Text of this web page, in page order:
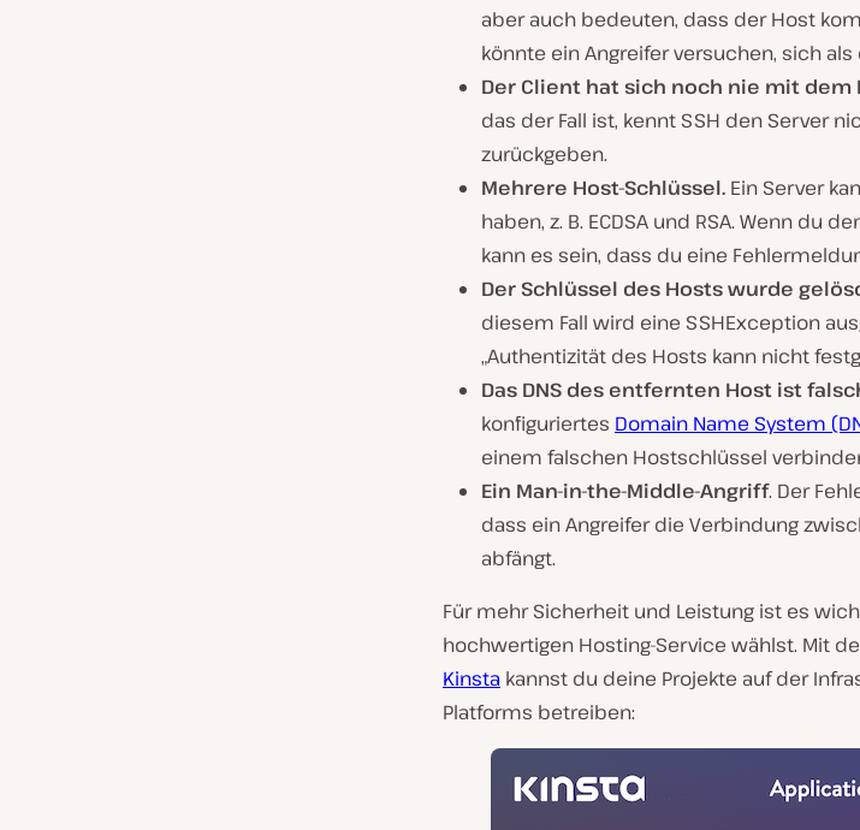
aber auch bedeuten, dass der Host
könnte ein Angreifer versuchen, sich
Der Client hat sich noch nie mit dem
das der Fall ist, kennt SSH den Server
zurückgeben.
Mehrere Host-Schlüssel. Ein Server
haben, z. B. ECDSA und RSA. Wenn du
kann es sein, dass du eine
Der Schlüssel des Hosts wurde
diesem Fall wird eine SSHException
„Authentizität des Hosts kann nicht
Das DNS des entfernten Host ist
konfiguriertes Domain Name System
einem falschen Hostschlüssel
Ein Man-in-the-Middle-Angriff. Der
dass ein Angreifer die Verbindung
abfängt.
Für mehr Sicherheit und Leistung ist es
hochwertigen Hosting-Service wählst. Mit
Kinsta kannst du deine Projekte auf der
Platforms betreiben: